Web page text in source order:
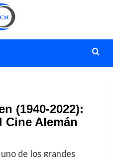
(1940-2022):
Cine Alemán
de los grandes